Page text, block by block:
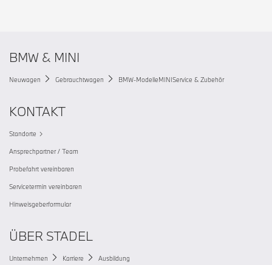
BMW & MINI
Neuwagen Gebrauchtwagen BMW-ModelleMINIService & Zubehör
KONTAKT
Standorte
Ansprechpartner / Team
Probefahrt vereinbaren
Servicetermin vereinbaren
Hinweisgeberformular
ÜBER STADEL
Unternehmen Karriere Ausbildung